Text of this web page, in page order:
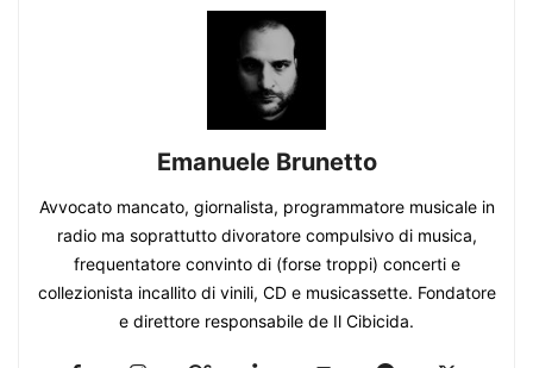
Emanuele Brunetto
Avvocato mancato, giornalista, programmatore musicale in
radio ma soprattutto divoratore compulsivo di musica,
frequentatore convinto di (forse troppi) concerti e
collezionista incallito di vinili, CD e musicassette. Fondatore
e direttore responsabile de Il Cibicida.